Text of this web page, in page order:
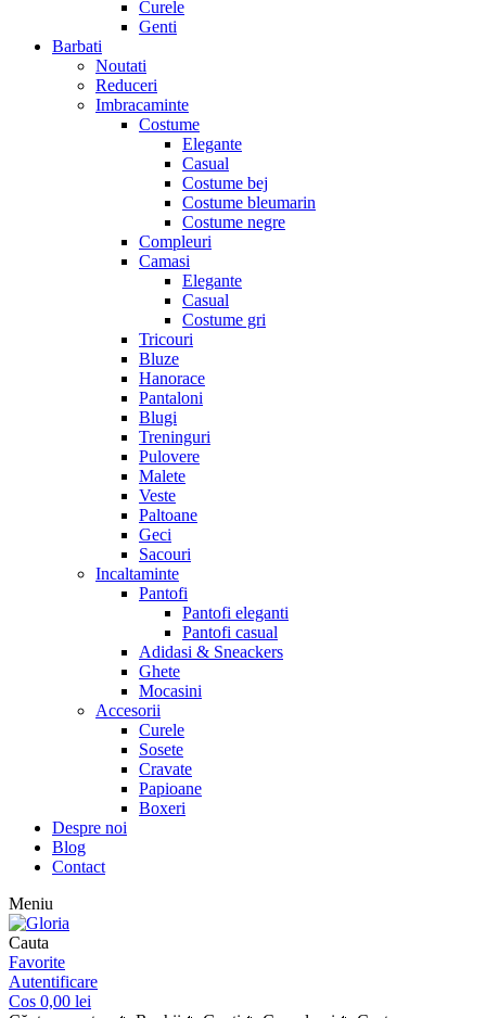
Curele
Genti
Barbati
Noutati
Reduceri
Imbracaminte
Costume
Elegante
Casual
Costume bej
Costume bleumarin
Costume negre
Compleuri
Camasi
Elegante
Casual
Costume gri
Tricouri
Bluze
Hanorace
Pantaloni
Blugi
Treninguri
Pulovere
Malete
Veste
Paltoane
Geci
Sacouri
Incaltaminte
Pantofi
Pantofi eleganti
Pantofi casual
Adidasi & Sneackers
Ghete
Mocasini
Accesorii
Curele
Sosete
Cravate
Papioane
Boxeri
Despre noi
Blog
Contact
Meniu
Cauta
Favorite
Autentificare
Cos 0,00 lei